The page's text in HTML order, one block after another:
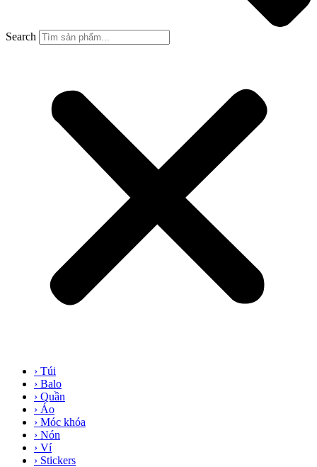
Search
› Túi
› Balo
› Quần
› Áo
› Móc khóa
› Nón
› Ví
› Stickers